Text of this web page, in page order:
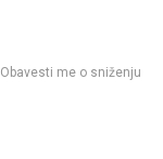
Obavesti me o sniženju